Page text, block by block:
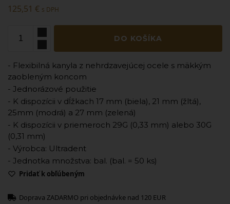
125,51 € s DPH
DO KOŠÍKA
- Flexibilná kanyla z nehrdzavejúcej ocele s mäkkým
zaobleným koncom
- Jednorázové použitie
- K dispozícii v dĺžkach 17 mm (biela), 21 mm (žltá),
25mm (modrá) a 27 mm (zelená)
- K dispozícii v priemeroch 29G (0,33 mm) alebo 30G
(0,31 mm)
- Výrobca: Ultradent
- Jednotka množstva: bal. (bal. = 50 ks)
Pridať k obľúbeným
Doprava ZADARMO pri objednávke nad 120 EUR